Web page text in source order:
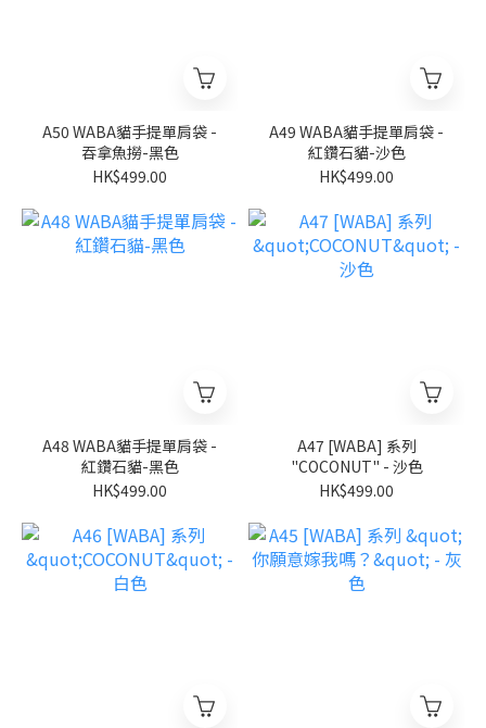
A50 WABA貓手提單肩袋 -
吞拿魚撈-黑色
HK$499.00
A49 WABA貓手提單肩袋 -
紅鑽石貓-沙色
HK$499.00
A48 WABA貓手提單肩袋 -
紅鑽石貓-黑色
HK$499.00
A47 [WABA] 系列
"COCONUT" - 沙色
HK$499.00